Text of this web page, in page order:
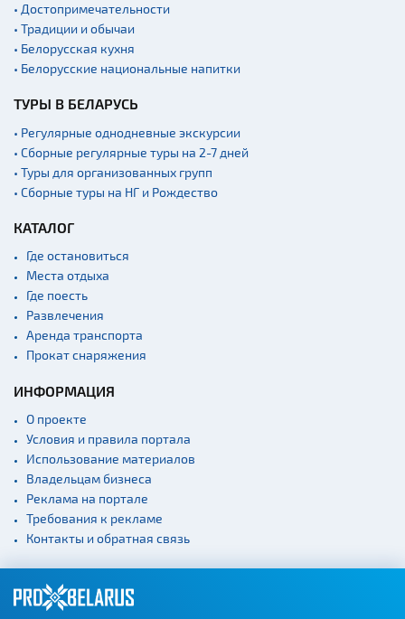
Начало и окончание
экскурсий: г. Минск
Аэропорты
вокзалы
• Достопримечательности
• Традиции и обычаи
• Белорусская кухня
• Белорусские национальные напитки
ТУРЫ В БЕЛАРУСЬ
• Регулярные однодневные экскурсии
• Сборные регулярные туры на 2-7 дней
• Туры для организованных групп
• Сборные туры на НГ и Рождество
КАТАЛОГ
Где остановиться
Места отдыха
Где поесть
Развлечения
Аренда транспорта
Прокат снаряжения
ИНФОРМАЦИЯ
О проекте
Условия и правила портала
Использование материалов
Владельцам бизнеса
Реклама на портале
Требования к рекламе
Контакты и обратная связь